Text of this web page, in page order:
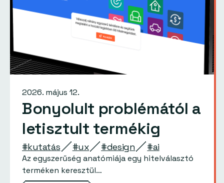
2026. május 12.
Bonyolult problémától a
letisztult termékig
#kutatás #ux #design #ai
Az egyszerűség anatómiája egy hitelválasztó
terméken keresztül…